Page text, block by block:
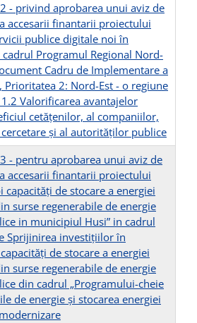
- privind aprobarea unui aviz de
accesarii finantarii proiectului
publice digitale noi în
Programul Regional Nord-
Cadru de Implementare a
Prioritatea 2: Nord-Est - o regiune
Valorificarea avantajelor
cetățenilor, al companiilor,
și al autorităților publice
- pentru aprobarea unui aviz de
accesarii finantarii proiectului
capacități de stocare a energiei
surse regenerabile de energie
in municipiul Husi” in cadrul
Sprijinirea investițiilor în
de stocare a energiei
surse regenerabile de energie
din cadrul „Programului-cheie
de energie și stocarea energiei